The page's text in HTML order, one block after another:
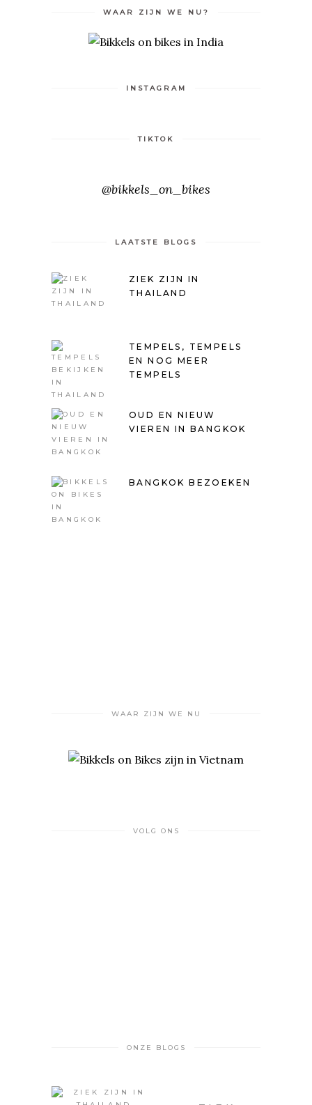
WAAR ZIJN WE NU?
INSTAGRAM
TIKTOK
@bikkels_on_bikes
LAATSTE BLOGS
ZIEK ZIJN IN
THAILAND
TEMPELS, TEMPELS
EN NOG MEER
TEMPELS
OUD EN NIEUW
VIEREN IN BANGKOK
BANGKOK BEZOEKEN
WAAR ZIJN WE NU
VOLG ONS
ONZE BLOGS